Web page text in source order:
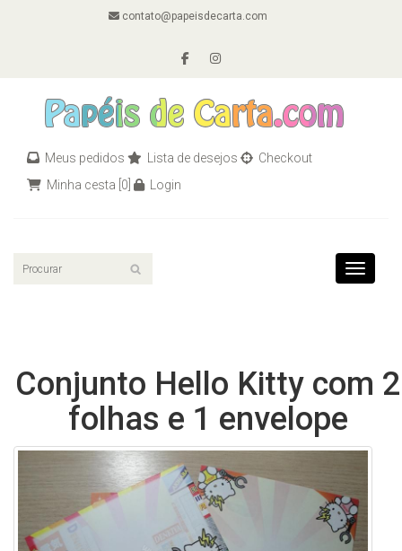
contato@papeisdecarta.com
Meus pedidos Lista de desejos
Checkout
Minha cesta [0] Login
Toggle
Conjunto Hello Kitty com 2
folhas e 1 envelope